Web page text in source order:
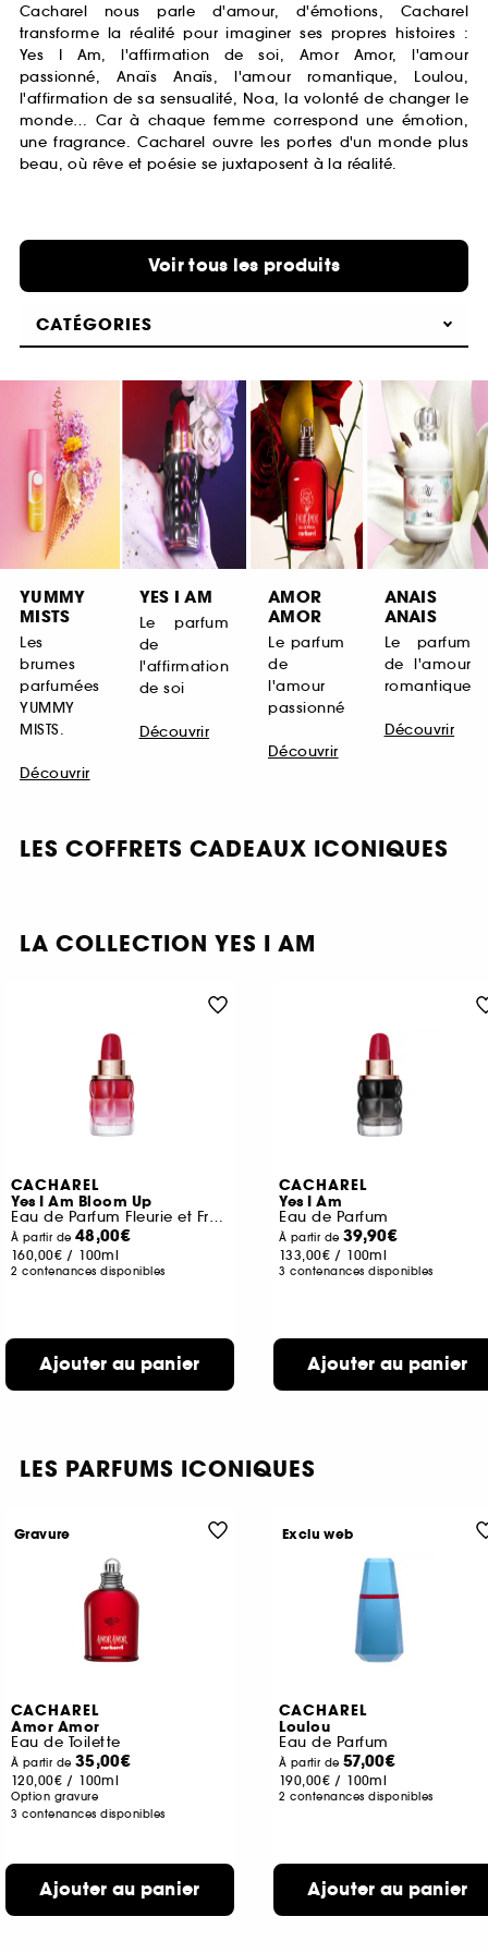
Cacharel nous parle d'amour, d'émotions, Cacharel
transforme la réalité pour imaginer ses propres histoires :
Yes I Am, l'affirmation de soi, Amor Amor, l'amour
passionné, Anaïs Anaïs, l'amour romantique, Loulou,
l'affirmation de sa sensualité, Noa, la volonté de changer le
monde… Car à chaque femme correspond une émotion,
une fragrance. Cacharel ouvre les portes d'un monde plus
beau, où rêve et poésie se juxtaposent à la réalité.
Voir tous les produits
CATÉGORIES
YUMMY
MISTS
Les
brumes
parfumées
YUMMY
MISTS.
Découvrir
YES I AM
Le parfum
de
l'affirmation
de soi
Découvrir
AMOR
AMOR
Le parfum
de
l'amour
passionné
Découvrir
ANAIS
ANAIS
Le parfum
de l'amour
romantique
Découvrir
LES COFFRETS CADEAUX ICONIQUES
LA COLLECTION YES I AM
CACHAREL
Yes I Am Bloom Up
Eau de Parfum Fleurie et Fruitée
À partir de 48,00€
160,00€ / 100ml
2 contenances disponibles
Ajouter au panier
CACHAREL
Yes I Am
Eau de Parfum
À partir de 39,90€
133,00€ / 100ml
3 contenances disponibles
Ajouter au panier
LES PARFUMS ICONIQUES
CACHAREL
Amor Amor
Eau de Toilette
À partir de 35,00€
120,00€ / 100ml
Option gravure
3 contenances disponibles
Ajouter au panier
Gravure
CACHAREL
Loulou
Eau de Parfum
À partir de 57,00€
190,00€ / 100ml
2 contenances disponibles
Ajouter au panier
Exclu web